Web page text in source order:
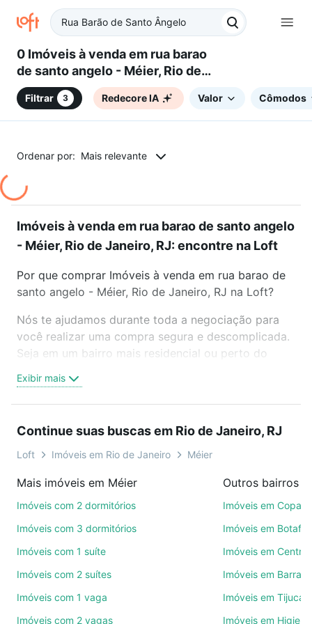
0 Imóveis à venda em rua barao
de santo angelo - Méier, Rio de
Janeiro, RJ
Filtrar 3 Redecore IA Valor Cômodos
Ordenar por: Mais relevante
Imóveis à venda em rua barao de santo angelo
- Méier, Rio de Janeiro, RJ: encontre na Loft
Por que comprar Imóveis à venda em rua barao de
santo angelo - Méier, Rio de Janeiro, RJ na Loft?
Nós te ajudamos durante toda a negociação para
você realizar uma compra segura e descomplicada.
Seja em um bairro mais residencial ou perto do
oferta ideal de Imóveis à venda em rua barao de
santo angelo - Méier, Rio de Janeiro, RJ para
ou por videochamada, é grátis, sem compromisso e
você ainda conta com mais de 46 mil corretores e
de imóveis.
ruas, bairros e até condomínios favoritos. Você
também pode usar os filtros como quantidade de
quartos, suítes, com ou sem vaga de garagem para
Exibir mais
Continue suas buscas em Rio de Janeiro, RJ
Loft Imóveis em Rio de Janeiro Méier
Mais imóveis em Méier
Imóveis com 2 dormitórios
Imóveis com 3 dormitórios
Imóveis com 1 suíte
Imóveis com 2 suítes
Imóveis com 1 vaga
Imóveis com 2 vagas
Imóveis em
Imóveis em
Imóveis em Centro
Imóveis em Barra
Imóveis em Tijuca
Imóveis em